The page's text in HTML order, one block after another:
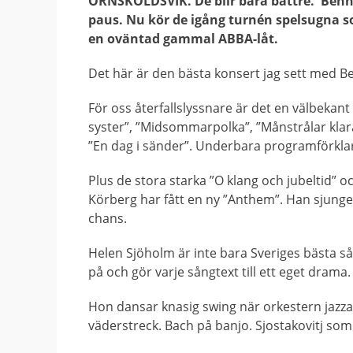
paus. Nu kör de igång turnén spelsugna
en oväntad gammal ABBA-låt.
Det här är den bästa konsert jag sett med
För oss återfallslyssnare är det en
syster”, ”Midsommarpolka”, ”Månstrålar
”En dag i sänder”. Underbara
Plus de stora starka ”O klang och jubeltid”
Körberg har fått en ny ”Anthem”. Han
chans.
Helen Sjöholm är inte bara Sveriges bästa
på och gör varje sångtext till ett eget
Hon dansar knasig swing när orkestern
väderstreck. Bach på banjo. Sjostakovitj